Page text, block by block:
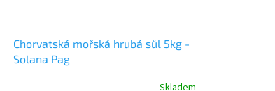
Chorvatská mořská hrubá sůl 5kg -
Solana Pag
Skladem